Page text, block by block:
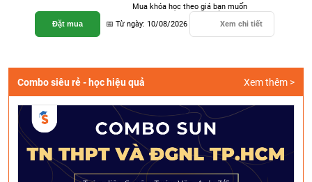
Đặt mua
Mua khóa học theo giá bạn muốn
📅 Từ ngày: 10/08/2026
Xem chi tiết
Combo siêu rẻ - học hiệu quả Xem thêm >